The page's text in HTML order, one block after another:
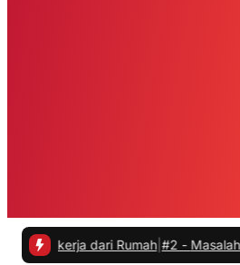
dari Rumah|#2 -Masalah Utama